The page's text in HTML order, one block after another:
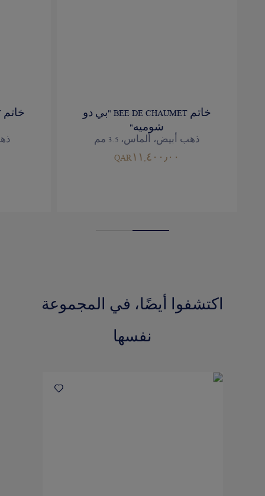
خاتم BEE DE CHAUMET "بي دو
شوميه"
ذهب أبيض، ألماس، 3.5 مم
QAR١١,٤٠٠٫٠٠
اكتشفوا أيضًا، في المجموعة
نفسها